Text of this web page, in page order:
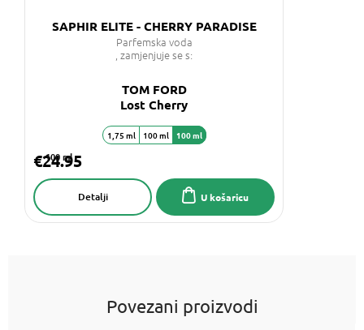
SAPHIR ELITE - CHERRY PARADISE
Parfemska voda
, zamjenjuje se s:
TOM FORD
Lost Cherry
100 ml
€24.95
U košaricu
Detalji
1,75 ml 100 ml 100 ml
Povezani proizvodi